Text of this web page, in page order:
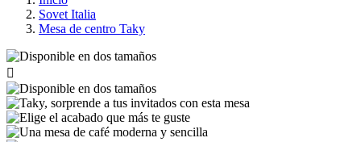
Sovet Italia
Mesa de centro Taky
